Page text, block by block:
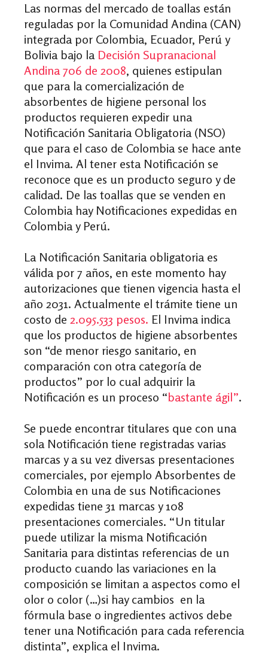
Las normas del mercado de toallas están
reguladas por la Comunidad Andina (CAN)
integrada por Colombia, Ecuador, Perú y
Bolivia bajo la Decisión Supranacional
Andina 706 de 2008, quienes estipulan
que para la comercialización de
absorbentes de higiene personal los
productos requieren expedir una
Notificación Sanitaria Obligatoria (NSO)
que para el caso de Colombia se hace ante
el Invima. Al tener esta Notificación se
reconoce que es un producto seguro y de
calidad. De las toallas que se venden en
Colombia hay Notificaciones expedidas en
Colombia y Perú.
La Notificación Sanitaria obligatoria es
válida por 7 años, en este momento hay
autorizaciones que tienen vigencia hasta el
año 2031. Actualmente el trámite tiene un
costo de 2.095.533 pesos. El Invima indica
que los productos de higiene absorbentes
son “de menor riesgo sanitario, en
comparación con otra categoría de
productos” por lo cual adquirir la
Notificación es un proceso “bastante ágil”.
Se puede encontrar titulares que con una
sola Notificación tiene registradas varias
marcas y a su vez diversas presentaciones
comerciales, por ejemplo Absorbentes de
Colombiaen una de sus Notificaciones
expedidas tiene 31 marcas y 108
presentaciones comerciales. “Un titular
puede utilizar la misma Notificación
Sanitaria para distintas referencias de un
producto cuando las variaciones en la
composición se limitan a aspectos como el
olor o color (…)si hay cambios en la
fórmula base o ingredientes activos debe
tener una Notificación para cada referencia
distinta”, explica el Invima.